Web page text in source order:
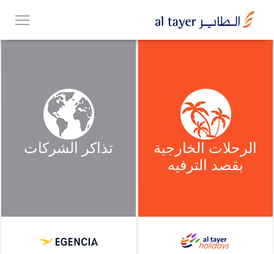
main
EN
عربي
مجموعتنا
أعمالنا
الوظائف
تذاكر الشركات
الرحلات الخارجية
بقصد الترفيه